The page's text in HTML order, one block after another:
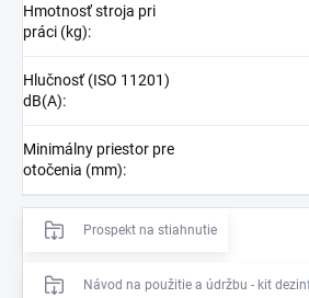
Hmotnosť stroja pri
práci (kg):
Hlučnosť (ISO 11201)
dB(A):
Minimálny priestor pre
otočenia (mm):
Prospekt na stiahnutie
Návod na použitie a údržbu - kit